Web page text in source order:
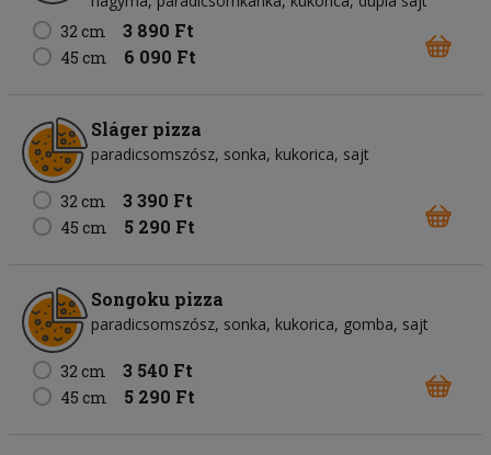
32 cm
3 890 Ft
45 cm 6 090 Ft
Sláger pizza
paradicsomszósz sonka kukorica sajt
32 cm 3 390 Ft
45 cm 5 290 Ft
Songoku pizza
paradicsomszósz sonka kukorica gomba sajt
32 cm 3 540 Ft
45 cm 5 290 Ft